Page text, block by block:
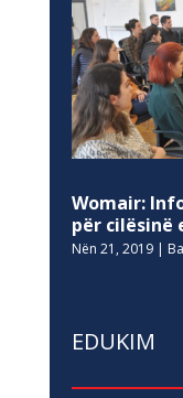
Womair:
për cilësinë
Nën 21, 2019|
EDUKIM